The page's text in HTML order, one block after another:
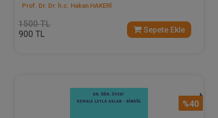
Prof. Dr. Dr. h.c. Hakan HAKERİ
1500 TL
900 TL Sepete Ekle
%40